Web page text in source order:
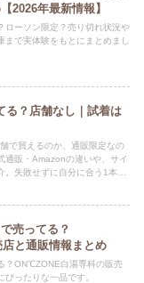
2026年最新情報】
ローソン限定？売り切れ状況や
で実体験をもとにまとめまし
る？店舗なし｜試着は
で買えるのか、通販限定なの
通販・Amazonの違いや、サイ
失敗せずに自分に合う1本を
売ってる？
と通販情報まとめ
？ON℃ZONE白湯専科の販売
ったりな一品です。